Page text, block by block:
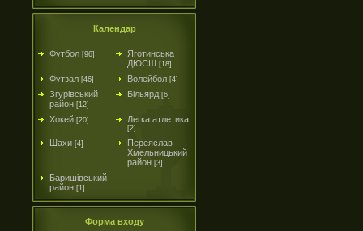
Календар
Футбол [96]
Яготинська
ДЮСШ [18]
Футзал [46] Волейбол [4]
Згурівський
район [12]
Більярд [6]
Хокей [20] Легка атлетика
[2]
Шахи [4]
Переяслав-
Хмельницький
район [3]
Баришівський
район [1]
Форма входу